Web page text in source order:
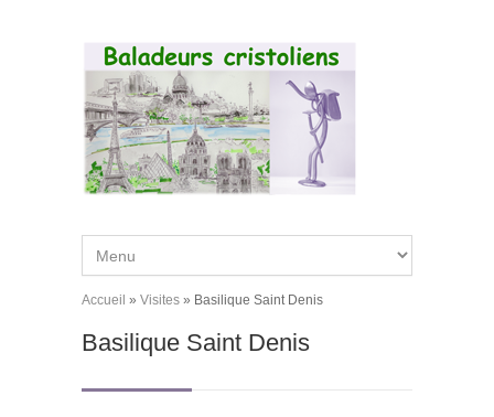
Vous êtes ici
Accueil » Visites » Basilique Saint Denis
Basilique Saint Denis